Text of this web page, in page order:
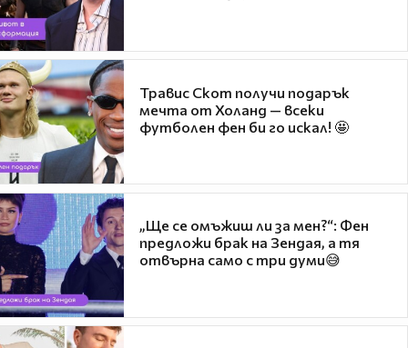
Травис Скот получи подарък
мечта от Холанд — всеки
футболен фен би го искал! 🤩
„Ще се омъжиш ли за мен?“: Фен
предложи брак на Зендая, а тя
отвърна само с три думи😅